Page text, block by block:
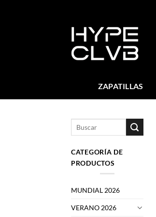
ZAPATILLAS
CATEGORÍA DE
PRODUCTOS
MUNDIAL 2026
VERANO 2026